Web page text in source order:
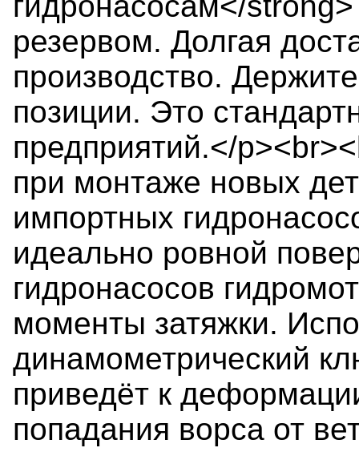
резервом. Долгая
производство.
позиции. Это
предприятий.</
при монтаже новых
импортных
идеально ровной
гидронасосов
моменты затяжки.
динамометрический
приведёт к
попадания ворса от